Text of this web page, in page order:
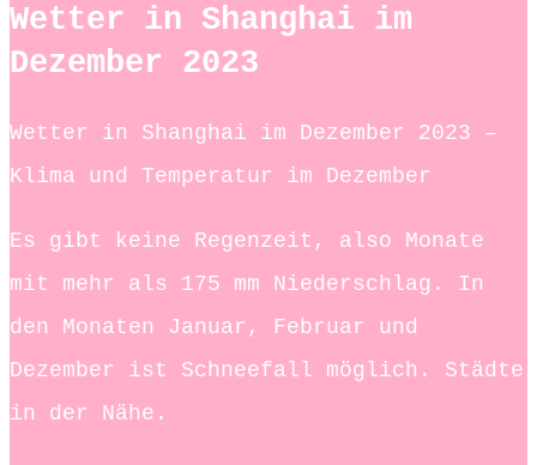
Wetter in Shanghai im
Dezember 2023
Wetter in Shanghai im Dezember 2023 –
Klima und Temperatur im Dezember
Es gibt keine Regenzeit, also Monate
mit mehr als 175 mm Niederschlag. In
den Monaten Januar, Februar und
Dezember ist Schneefall möglich. Städte
in der Nähe.